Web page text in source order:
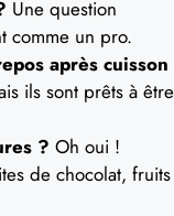
Une question
comme un pro.
après cuisson
ils sont prêts à être
? Oh oui !
de chocolat, fruits